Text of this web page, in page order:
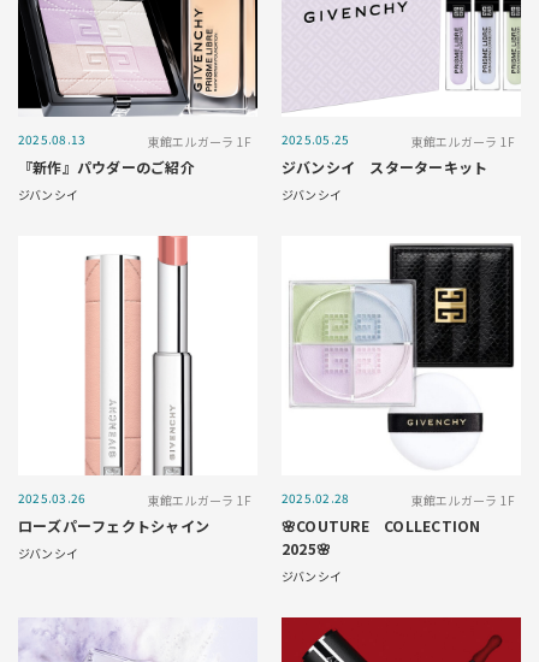
2025.08.13 東館エルガーラ 1F
『新作』パウダーのご紹介
ジバンシイ
2025.05.25 東館エルガーラ 1F
ジバンシイ スターターキット
ジバンシイ
2025.03.26 東館エルガーラ 1F
ローズパーフェクトシャイン
ジバンシイ
2025.02.28 東館エルガーラ 1F
🌸COUTURE COLLECTION
2025🌸
ジバンシイ